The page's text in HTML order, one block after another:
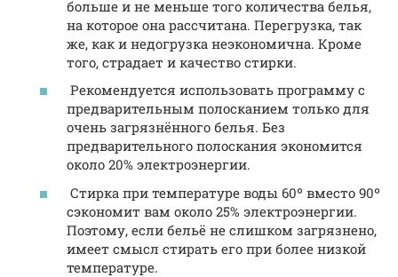
больше и не меньше того количества белья,
на которое она рассчитана. Перегрузка, так
же, как и недогрузка неэкономична. Кроме
того, страдает и качество стирки.
Рекомендуется использовать программу с
предварительным полосканием только для
очень загрязнённого белья. Без
предварительного полоскания экономится
около 20% электроэнергии.
Стирка при температуре воды 60º вместо 90º
сэкономит вам около 25% электроэнергии.
Поэтому, если бельё не слишком загрязнено,
имеет смысл стирать его при более низкой
температуре.